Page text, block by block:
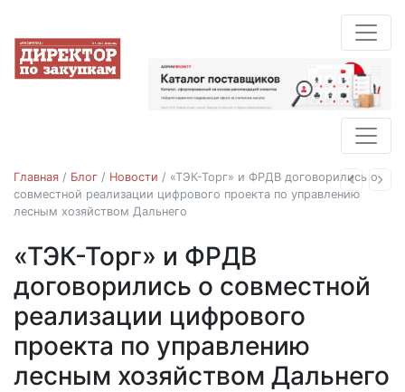
Назад
Главная / Блог / Новости / «ТЭК-Торг» и ФРДВ договорились о
совместной реализации цифрового проекта по управлению
лесным хозяйством Дальнего
Новости
«ТЭК-Торг» и ФРДВ
договорились о совместной
реализации цифрового
проекта по управлению
лесным хозяйством Дальнего